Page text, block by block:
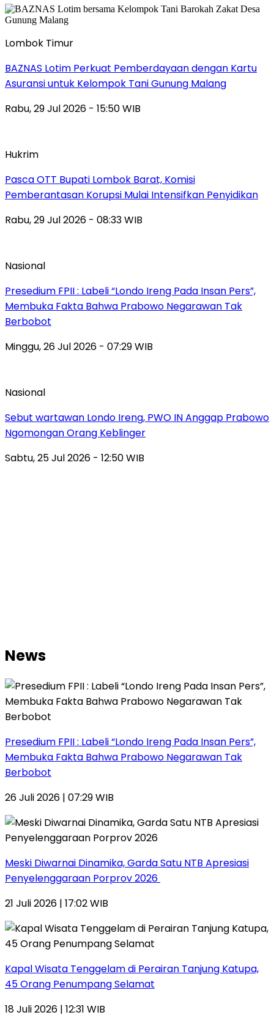
Lombok Timur
BAZNAS Lotim Perkuat Pemberdayaan dengan Kartu
Asuransi untuk Kelompok Tani Gunung Malang
Rabu, 29 Jul 2026 - 15:50 WIB
Hukrim
Pasca OTT Bupati Lombok Barat, Komisi
Pemberantasan Korupsi Mulai Intensifkan Penyidikan
Rabu, 29 Jul 2026 - 08:33 WIB
Nasional
Presedium FPII : Labeli “Londo Ireng Pada Insan Pers”,
Membuka Fakta Bahwa Prabowo Negarawan Tak
Berbobot
Minggu, 26 Jul 2026 - 07:29 WIB
Nasional
Sebut wartawan Londo Ireng, PWO IN Anggap Prabowo
Ngomongan Orang Keblinger
Sabtu, 25 Jul 2026 - 12:50 WIB
News
Presedium FPII : Labeli “Londo Ireng Pada Insan Pers”,
Membuka Fakta Bahwa Prabowo Negarawan Tak
Berbobot
26 Juli 2026 | 07:29 WIB
Meski Diwarnai Dinamika, Garda Satu NTB Apresiasi
Penyelenggaraan Porprov 2026 ‎
21 Juli 2026 | 17:02 WIB
Kapal Wisata Tenggelam di Perairan Tanjung Katupa,
45 Orang Penumpang Selamat
18 Juli 2026 | 12:31 WIB